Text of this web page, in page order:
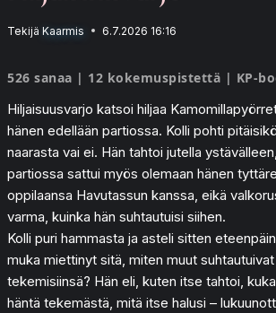
Tekijä Kaarmis 6.7.2026 16:16
526 sanaa | 12 kokemuspistettä | KP-
Hiljaisuusvarjo katsoi hiljaa
hänen edellään partiossa. Kolli pohti
naarasta vai ei. Hän tahtoi jutella
partiossa sattui myös olemaan hänen
oppilaansa Havutassun kanssa, eikä
varma, kuinka hän suhtautuisi siihen.
Kolli puri hammasta ja asteli sitten
muka miettinyt sitä, miten muut suhtautuivat
tekemisiinsä? Hän eli, kuten itse tahtoi,
häntä tekemästä, mitä itse halusi –